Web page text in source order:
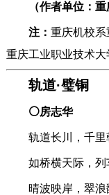
（作者单位：
注： 重庆机校
重庆工业职业技术大
轨道·璧铜
⚪房志华
轨道长川，千里
如桥横天际，列
晴波映岸，翠浪